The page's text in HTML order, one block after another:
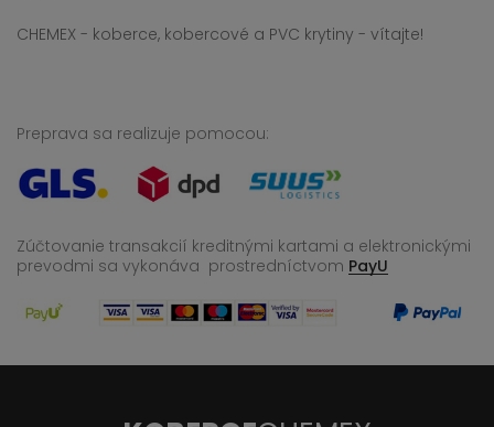
CHEMEX - koberce, kobercové a PVC krytiny - vítajte!
Preprava sa realizuje pomocou:
Zúčtovanie transakcií kreditnými kartami a elektronickými
prevodmi sa vykonáva prostredníctvom PayU